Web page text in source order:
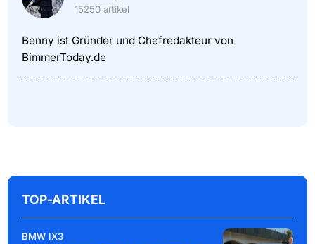
15250 artikel
Benny ist Gründer und Chefredakteur von
BimmerToday.de
TOP-ARTIKEL
BMW IX3